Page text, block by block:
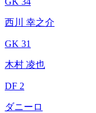
西川 幸之介
GK 31
木村 凌也
DF 2
ダニーロ